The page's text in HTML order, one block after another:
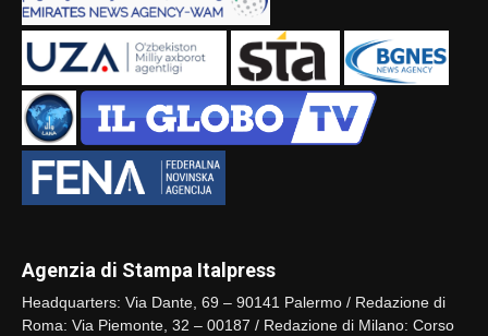
Agenzia di Stampa Italpress
Headquarters: Via Dante, 69 – 90141 Palermo / Redazione di
Roma: Via Piemonte, 32 – 00187 / Redazione di Milano: Corso